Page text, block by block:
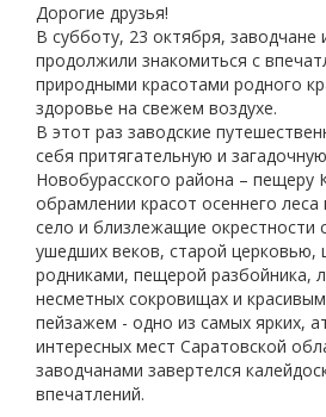
Дорогие друзья!
В субботу, 23 октября, заводчане
продолжили знакомиться с
природными красотами родного
здоровье на свежем воздухе.
В этот раз заводские
себя притягательную и
Новобурасского района – пещеру
обрамлении красот осеннего леса
село и близлежащие окрестности
ушедших веков, старой церковью,
родниками, пещерой разбойника,
несметных сокровищах и
пейзажем - одно из самых ярких,
интересных мест Саратовской
заводчанами завертелся
впечатлений.